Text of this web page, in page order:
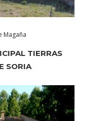
Magaña
TIERRAS
SORIA